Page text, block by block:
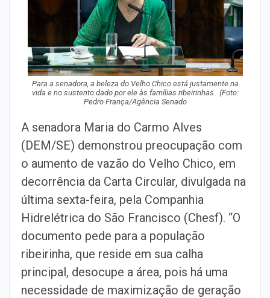
Para a senadora, a beleza do Velho Chico está justamente na
vida e no sustento dado por ele às famílias ribeirinhas. (Foto:
Pedro França/Agência Senado
A senadora Maria do Carmo Alves
(DEM/SE) demonstrou preocupação com
o aumento de vazão do Velho Chico, em
decorrência da Carta Circular, divulgada na
última sexta-feira, pela Companhia
Hidrelétrica do São Francisco (Chesf). “O
documento pede para a população
ribeirinha, que reside em sua calha
principal, desocupe a área, pois há uma
necessidade de maximização de geração